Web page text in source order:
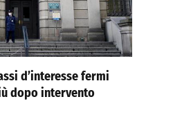
d’interesse fermi
dopo intervento